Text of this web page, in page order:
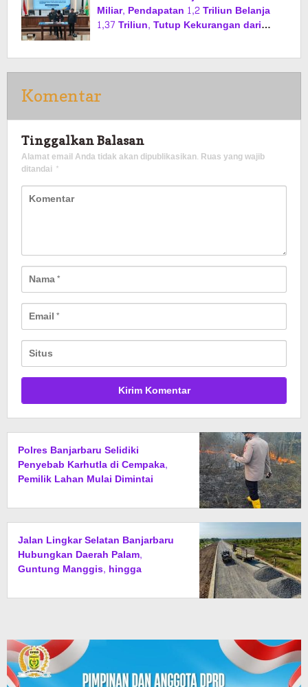
Miliar, Pendapatan 1,2 Triliun Belanja
1,37 Triliun, Tutup Kekurangan dari
Komentar
Tinggalkan Balasan
Alamat email Anda tidak akan dipublikasikan. Ruas yang wajib
ditandai *
Polres Banjarbaru Selidiki
Penyebab Karhutla di Cempaka,
Pemilik Lahan Mulai Dimintai
Jalan Lingkar Selatan Banjarbaru
Hubungkan Daerah Palam,
Guntung Manggis, hingga
dan Buka Kawasan Baru